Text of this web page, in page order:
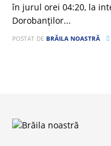
în jurul orei 04:20, la
Dorobanților...
POSTAT DE BRĂILA NOASTRĂ